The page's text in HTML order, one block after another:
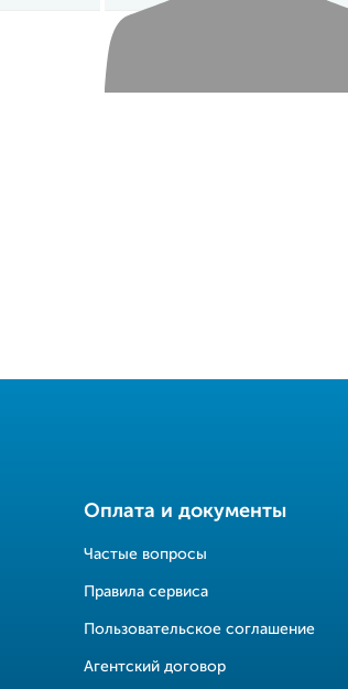
Оплата и документы
Частые вопросы
Правила сервиса
Пользовательское соглашение
Агентский договор